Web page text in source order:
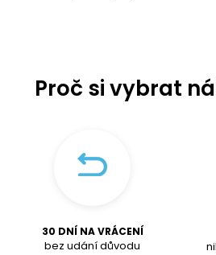
Proč si vybrat
30 DNÍ NA VRÁCENÍ
bez udání důvodu